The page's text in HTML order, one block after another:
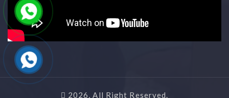
2026, All Right Reserved.